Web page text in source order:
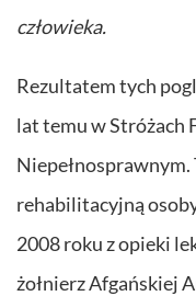
człowieka.
Rezultatem tych
lat temu w Stróżach
Niepełnosprawnym.
rehabilitacyjną
2008 roku z opieki
żołnierz Afgańskiej